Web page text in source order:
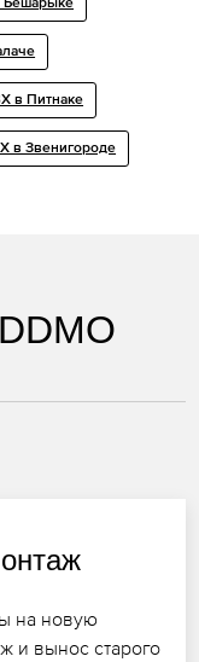
Бешарыке
в Питнаке
в Звенигороде
на новую
и вынос старого